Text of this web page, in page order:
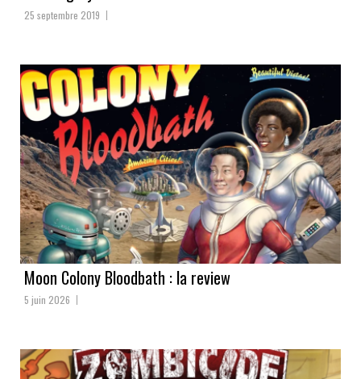
25 septembre 2019
Moon Colony Bloodbath : la review
5 juin 2026